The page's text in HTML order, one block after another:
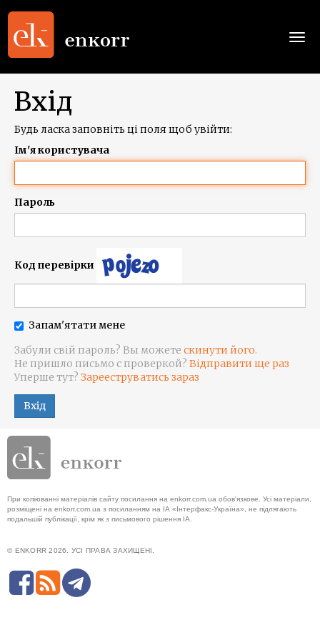
Вхід
Будь ласка заповніть ці поля щоб увійти:
Ім'я користувача
Пароль
Код перевірки
Запам'ятати мене
Забули свій пароль? Вы можете скинути його.
Не пришло письмо с проверкой? Відправити ще раз
Уперше тут? Зарееструватись зараз
Вхід
При копіюванні матеріалів сайту посилання на enkorr.com.ua обов'язкове. Усі матеріали,
розміщені на enkorr.com.ua з посиланням на ІА «Інтерфакс-Україна», не підлягають
подальшій публікації, крім як з письмового рішення ІА.
© ENKORR 2026. УСІ ПРАВА ЗАХИЩЕНІ.